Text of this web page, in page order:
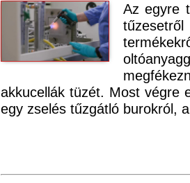
Az egyre
akkucellák tüzét. Most végre
egy zselés tűzgátló burokról,